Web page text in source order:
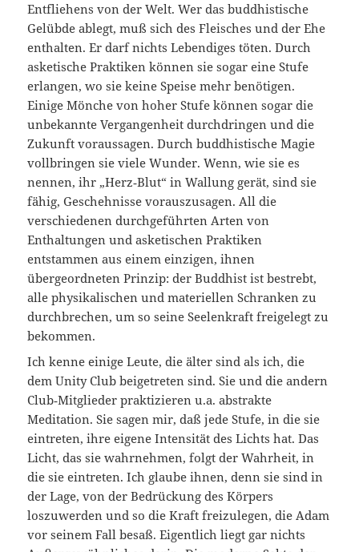
Entfliehens von der Welt. Wer das buddhistische
Gelübde ablegt, muß sich des Fleisches und der Ehe
enthalten. Er darf nichts Lebendiges töten. Durch
asketische Praktiken können sie sogar eine Stufe
erlangen, wo sie keine Speise mehr benötigen.
Einige Mönche von hoher Stufe können sogar die
unbekannte Vergangenheit durchdringen und die
Zukunft voraussagen. Durch buddhistische Magie
vollbringen sie viele Wunder. Wenn, wie sie es
nennen, ihr „Herz‑Blut“ in Wallung gerät, sind sie
fähig, Geschehnisse vorauszusagen. All die
verschiedenen durchgeführten Arten von
Enthaltungen und asketischen Praktiken
entstammen aus einem einzigen, ihnen
übergeordneten Prinzip: der Buddhist ist bestrebt,
alle physikalischen und materiellen Schranken zu
durchbrechen, um so seine Seelenkraft freigelegt zu
bekommen.
Ich kenne einige Leute, die älter sind als ich, die
dem Unity Club beigetreten sind. Sie und die andern
Club‑Mitglieder praktizieren u.a. abstrakte
Meditation. Sie sagen mir, daß jede Stufe, in die sie
eintreten, ihre eigene Intensität des Lichts hat. Das
Licht, das sie wahrnehmen, folgt der Wahrheit, in
die sie eintreten. Ich glaube ihnen, denn sie sind in
der Lage, von der Bedrückung des Körpers
loszuwerden und so die Kraft freizulegen, die Adam
vor seinem Fall besaß. Eigentlich liegt gar nichts